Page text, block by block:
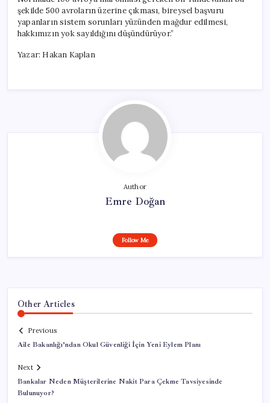
şekilde 500 avroların üzerine çıkması, bireysel başvuru
yapanların sistem sorunları yüzünden mağdur edilmesi,
hakkımızın yok sayıldığını düşündürüyor.”
Yazar: Hakan Kaplan
Author
Emre Doğan
Follow Me
Other Articles
Previous
Aile Bakanlığı’ndan Okul Güvenliği İçin Yeni Eylem Planı
Next
Bankalar Neden Müşterilerine Nakit Para Çekme Tavsiyesinde
Bulunuyor?